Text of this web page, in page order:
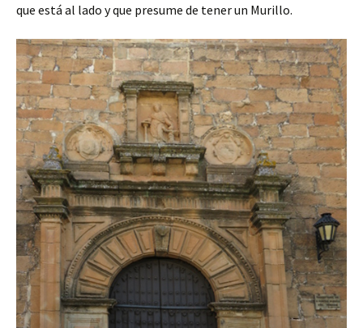
que está al lado y que presume de tener un Murillo.